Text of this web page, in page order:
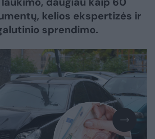
kelios ekspertizės ir
sprendimo.